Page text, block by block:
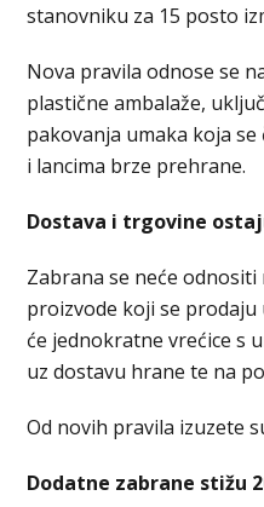
stanovniku za 15 posto
Nova pravila odnose se
plastične ambalaže,
pakovanja umaka koja
i lancima brze prehrane.
Dostava i trgovine
Zabrana se neće
proizvode koji se prodaju
će jednokratne vrećice s
uz dostavu hrane te na
Od novih pravila izuzete
Dodatne zabrane stižu